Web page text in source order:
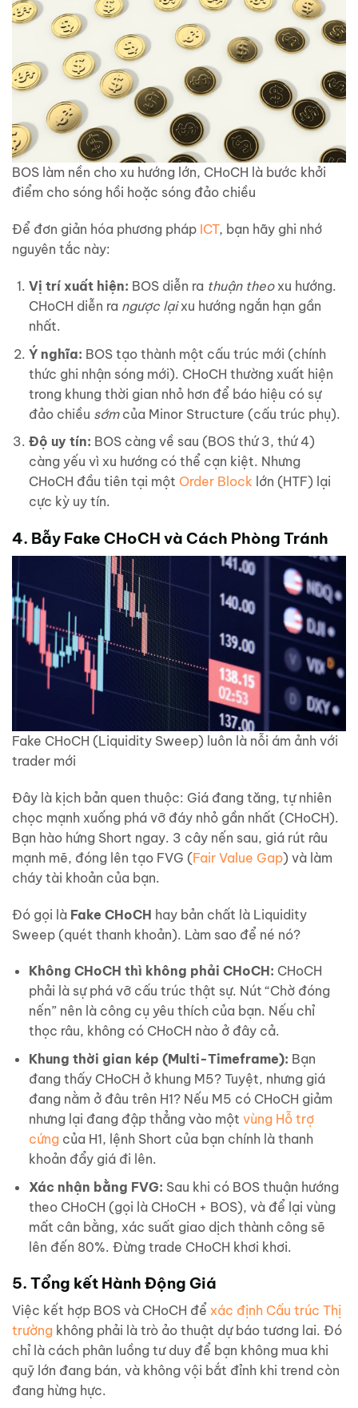
BOS làm nền cho xu hướng lớn, CHoCH là bước khởi
điểm cho sóng hồi hoặc sóng đảo chiều
Để đơn giản hóa phương pháp ICT, bạn hãy ghi nhớ
nguyên tắc này:
Vị trí xuất hiện: BOS diễn ra thuận theoxu hướng.
CHoCH diễn ra ngược lạixu hướng ngắn hạn gần
nhất.
Ý nghĩa: BOS tạo thành một cấu trúc mới (chính
thức ghi nhận sóng mới). CHoCH thường xuất hiện
trong khung thời gian nhỏ hơn để báo hiệu có sự
đảo chiều sớmcủa Minor Structure (cấu trúc phụ).
Độ uy tín: BOS càng về sau (BOS thứ 3, thứ 4)
càng yếu vì xu hướng có thể cạn kiệt. Nhưng
CHoCH đầu tiên tại một Order Block lớn (HTF) lại
cực kỳ uy tín.
4. Bẫy Fake CHoCH và Cách Phòng Tránh
Fake CHoCH (Liquidity Sweep) luôn là nỗi ám ảnh với
trader mới
Đây là kịch bản quen thuộc: Giá đang tăng, tự nhiên
chọc mạnh xuống phá vỡ đáy nhỏ gần nhất (CHoCH).
Bạn hào hứng Short ngay. 3 cây nến sau, giá rút râu
mạnh mẽ, đóng lên tạo FVG (Fair Value Gap) và làm
cháy tài khoản của bạn.
Đó gọi là Fake CHoCH hay bản chất là Liquidity
Sweep (quét thanh khoản). Làm sao để né nó?
Không CHoCH thì không phải CHoCH: CHoCH
phải là sự phá vỡ cấu trúc thật sự. Nút “Chờ đóng
nến” nên là công cụ yêu thích của bạn. Nếu chỉ
thọc râu, không có CHoCH nào ở đây cả.
Khung thời gian kép (Multi-Timeframe): Bạn
đang thấy CHoCH ở khung M5? Tuyệt, nhưng giá
đang nằm ở đâu trên H1? Nếu M5 có CHoCH giảm
nhưng lại đang đập thẳng vào một vùng Hỗ trợ
cứngcủa H1, lệnh Short của bạn chính là thanh
khoản đẩy giá đi lên.
Xác nhận bằng FVG: Sau khi có BOS thuận hướng
theo CHoCH (gọi là CHoCH + BOS), và để lại vùng
mất cân bằng, xác suất giao dịch thành công sẽ
lên đến 80%. Đừng trade CHoCH khơi khơi.
5. Tổng kết Hành Động Giá
Việc kết hợp BOS và CHoCH để xác định Cấu trúc Thị
trường không phải là trò ảo thuật dự báo tương lai. Đó
chỉ là cách phân luồng tư duy để bạn không mua khi
quỹ lớn đang bán, và không vội bắt đỉnh khi trend còn
đang hừng hực.